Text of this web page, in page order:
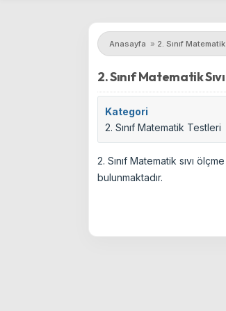
Anasayfa » 2. Sınıf
2. Sınıf Matematik
Kategori
2. Sınıf Matematik Testleri
2. Sınıf Matematik sıvı
bulunmaktadır.